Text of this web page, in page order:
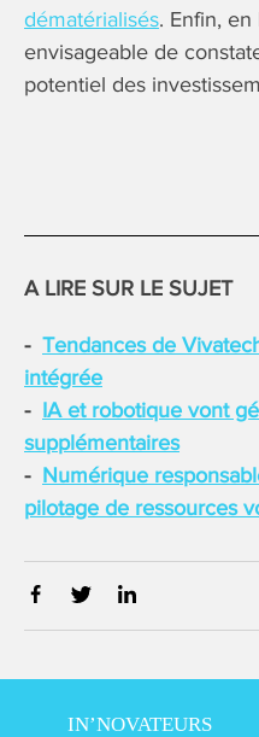
dématérialisés. Enfin,
envisageable de
potentiel des
A LIRE SUR LE SUJET
Tendances de
intégrée
IA et robotique vont
supplémentaires
Numérique
pilotage de ressources
IN’NOVATEURS